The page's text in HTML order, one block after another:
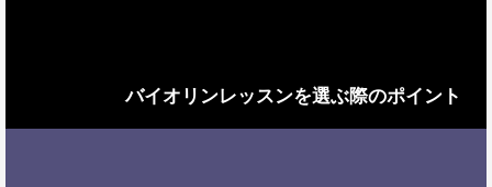
バイオリンレッスンを選ぶ際のポイント